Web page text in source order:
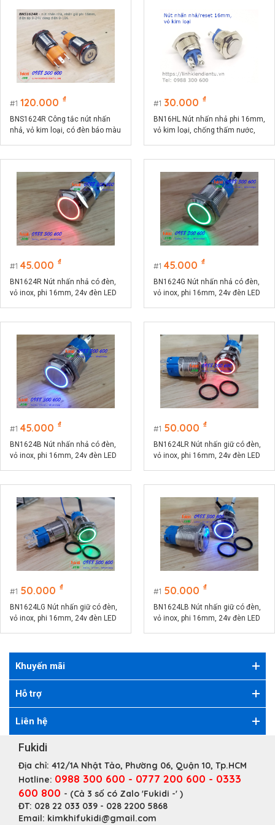
1 120.000 ₫
BNS1624R Công tắc nút nhấn
nhả, vỏ kim loại, có đèn báo màu
1 30.000 ₫
BN16HL Nút nhấn nhả phi 16mm,
vỏ kim loại, chống thấm nước,
1 45.000 ₫
BN1624R Nút nhấn nhả có đèn,
vỏ inox, phi 16mm, 24v đèn LED
1 45.000 ₫
BN1624G Nút nhấn nhả có đèn,
vỏ inox, phi 16mm, 24v đèn LED
1 45.000 ₫
BN1624B Nút nhấn nhả có đèn,
vỏ inox, phi 16mm, 24v đèn LED
1 50.000 ₫
BN1624LR Nút nhấn giữ có đèn,
vỏ inox, phi 16mm, 24v đèn LED
1 50.000 ₫
BN1624LG Nút nhấn giữ có đèn,
vỏ inox, phi 16mm, 24v đèn LED
1 50.000 ₫
BN1624LB Nút nhấn giữ có đèn,
vỏ inox, phi 16mm, 24v đèn LED
Khuyến mãi
Hỗ trợ
Liên hệ
Fukidi
Địa chỉ: 412/1A Nhật Tảo, Phường 06, Quận 10, Tp.HCM
Hotline: 0988 300 600 - 0777 200 600 - 0333
600 800 - (Cả 3 số có Zalo 'Fukidi -' )
ĐT: 028 22 033 039 - 028 2200 5868
Email: kimkhifukidi@gmail.com